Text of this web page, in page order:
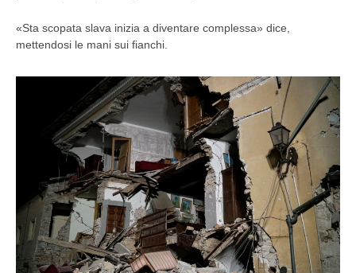
«Sta scopata slava inizia a diventare complessa» dice,
mettendosi le mani sui fianchi.